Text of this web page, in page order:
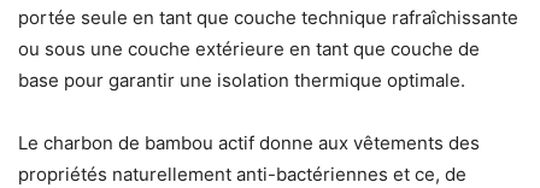
portée seule en tant que couche technique rafraîchissante
ou sous une couche extérieure en tant que couche de
base pour garantir une isolation thermique optimale.
Le charbon de bambou actif donne aux vêtements des
propriétés naturellement anti-bactériennes et ce, de